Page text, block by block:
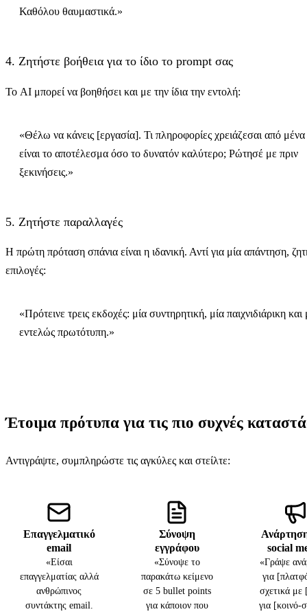
Καθόλου θαυμαστικά.»
4. Ζητήστε βοήθεια για το ίδιο το prompt σας
Το AI μπορεί να βοηθήσει και με την ίδια την εντολή:
«Θέλω να κάνεις [εργασία]. Τι πληροφορίες χρειάζεσαι από μένα
είναι το αποτέλεσμα όσο το δυνατόν καλύτερο; Ρώτησέ με πριν
ξεκινήσεις.»
5. Ζητήστε παραλλαγές
Η πρώτη πρόταση σπάνια είναι η ιδανική. Αντί για μία απάντηση,
επιλογές:
«Πρότεινε τρεις εκδοχές: μία συντηρητική, μία παιχνιδιάρικη και
εντελώς πρωτότυπη.»
Έτοιμα πρότυπα για τις πιο συχνές
Αντιγράψτε, συμπληρώστε τις αγκύλες και στείλτε:
Επαγγελματικό
email
«Είσαι
επαγγελματίας αλλά
ανθρώπινος
συντάκτης email.
Σύνοψη
εγγράφου
«Σύνοψε το
παρακάτω κείμενο
σε 5 bullet points
για κάποιον που
social
«Γράψε
για
σχετικά με
για [κοινό-